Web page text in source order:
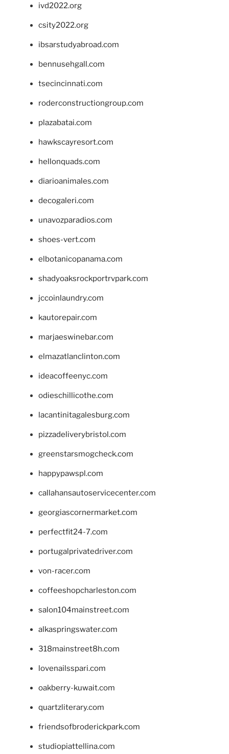
ivd2022.org
csity2022.org
ibsarstudyabroad.com
bennusehgall.com
tsecincinnati.com
roderconstructiongroup.com
plazabatai.com
hawkscayresort.com
hellonquads.com
diarioanimales.com
decogaleri.com
unavozparadios.com
shoes-vert.com
elbotanicopanama.com
shadyoaksrockportrvpark.com
jccoinlaundry.com
kautorepair.com
marjaeswinebar.com
elmazatlanclinton.com
ideacoffeenyc.com
odieschillicothe.com
lacantinitagalesburg.com
pizzadeliverybristol.com
greenstarsmogcheck.com
happypawspl.com
callahansautoservicecenter.com
georgiascornermarket.com
perfectfit24-7.com
portugalprivatedriver.com
von-racer.com
coffeeshopcharleston.com
salon104mainstreet.com
alkaspringswater.com
318mainstreet8h.com
lovenailsspari.com
oakberry-kuwait.com
quartzliterary.com
friendsofbroderickpark.com
studiopiattellina.com